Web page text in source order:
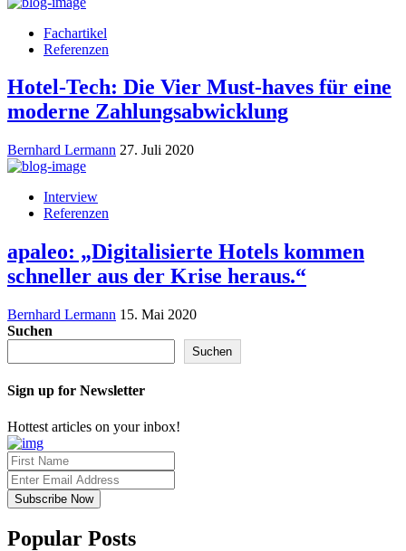
Fachartikel
Referenzen
Hotel-Tech: Die Vier Must-haves für eine
moderne Zahlungsabwicklung
Bernhard Lermann 27. Juli 2020
Interview
Referenzen
apaleo: „Digitalisierte Hotels kommen
schneller aus der Krise heraus.“
Bernhard Lermann 15. Mai 2020
Suchen
Suchen
Sign up for Newsletter
Hottest articles on your inbox!
Popular Posts